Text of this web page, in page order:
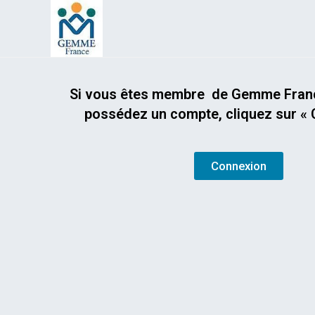
Si vous êtes membre de Gemme
possédez un compte, cliquez sur «
Connexion